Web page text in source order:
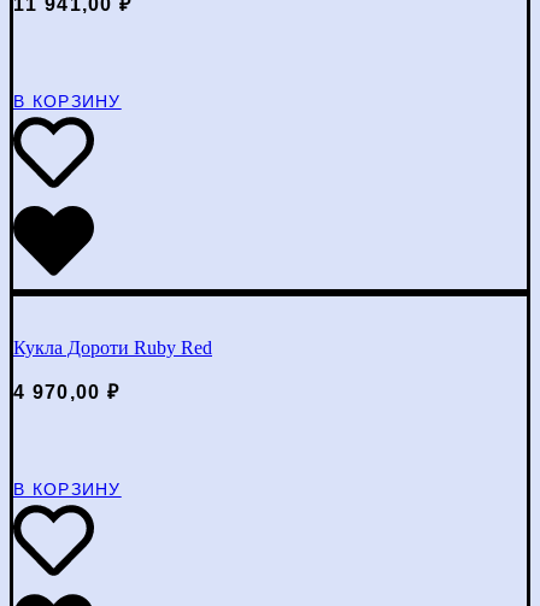
В КОРЗИНУ
Кукла Дороти Ruby Red
4 970,00 ₽
В КОРЗИНУ